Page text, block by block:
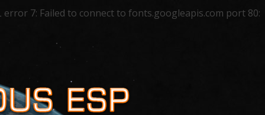
7: Failed to connect to fonts.googleapis.com port 80: